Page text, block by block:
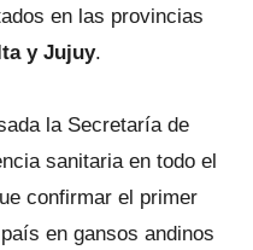
en las provincias
y Jujuy.
la Secretaría de
sanitaria en todo el
confirmar el primer
en gansos andinos